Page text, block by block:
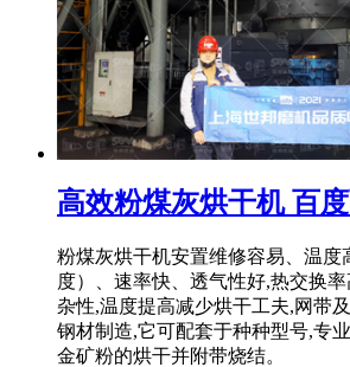
高效粉煤灰烘干机 百
粉煤灰烘干机安置维修容易、温度
度）、速率快、透气性好,热交换
杂性,温度提高减少烘干工夫,网带
钢材制造,它可配套于种种型号,专
金矿粉的烘干并附带烧结。